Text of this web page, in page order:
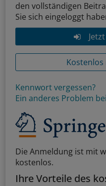
den vollständigen
Sie sich eingeloggt
Kennwort vergessen?
Ein anderes Problem
Die Anmeldung ist mit
kostenlos.
Ihre Vorteile des